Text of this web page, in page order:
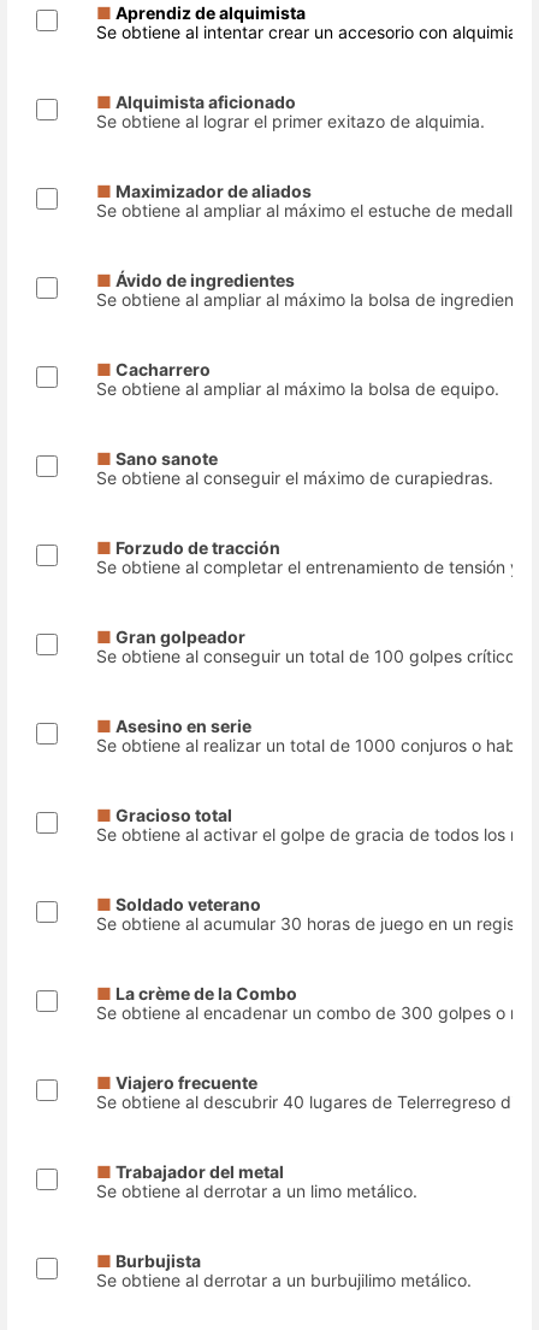
■ Aprendiz de alquimista
Se obtiene al intentar crear un accesorio con alquimia.
■ Alquimista aficionado
Se obtiene al lograr el primer exitazo de alquimia.
■ Maximizador de aliados
Se obtiene al ampliar al máximo el estuche de medallas
■ Ávido de ingredientes
Se obtiene al ampliar al máximo la bolsa de
■ Cacharrero
Se obtiene al ampliar al máximo la bolsa de equipo.
■ Sano sanote
Se obtiene al conseguir el máximo de curapiedras.
■ Forzudo de tracción
Se obtiene al completar el entrenamiento de tensión y
■ Gran golpeador
Se obtiene al conseguir un total de 100 golpes críticos.
■ Asesino en serie
Se obtiene al realizar un total de 1000 conjuros o
■ Gracioso total
Se obtiene al activar el golpe de gracia de todos los
■ Soldado veterano
Se obtiene al acumular 30 horas de juego en un
■ La crème de la Combo
Se obtiene al encadenar un combo de 300 golpes o
■ Viajero frecuente
Se obtiene al descubrir 40 lugares de Telerregreso
■ Trabajador del metal
Se obtiene al derrotar a un limo metálico.
■ Burbujista
Se obtiene al derrotar a un burbujilimo metálico.